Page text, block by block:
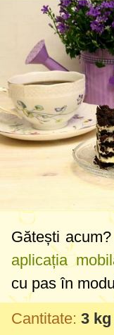
Gătești acum?
aplicația
cu pas în
Cantitate: 3 kg